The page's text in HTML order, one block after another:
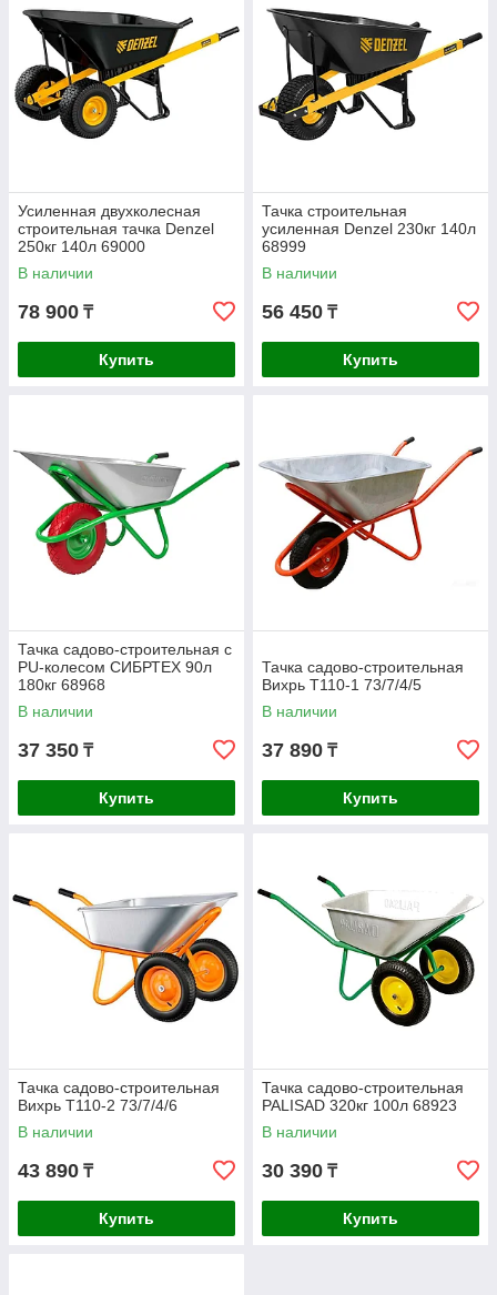
Усиленная двухколесная
строительная тачка Denzel
250кг 140л 69000
В наличии
78 900 ₸
Купить
Тачка строительная
усиленная Denzel 230кг 140л
68999
В наличии
56 450 ₸
Купить
Тачка садово-строительная с
PU-колесом СИБРТЕХ 90л
180кг 68968
В наличии
37 350 ₸
Купить
Тачка садово-строительная
Вихрь Т110-1 73/7/4/5
В наличии
37 890 ₸
Купить
Тачка садово-строительная
Вихрь Т110-2 73/7/4/6
В наличии
43 890 ₸
Купить
Тачка садово-строительная
PALISAD 320кг 100л 68923
В наличии
30 390 ₸
Купить